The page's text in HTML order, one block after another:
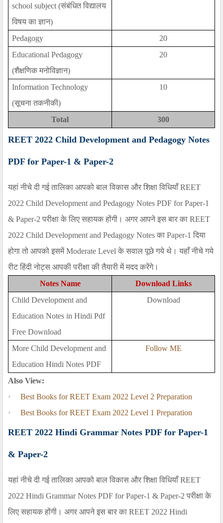
school subject (संबंधित विद्यालय
विषय का ज्ञान)
Pedagogy
20
Educational Pedagogy
(शैक्षणिक मनोविज्ञान)
20
Information Technology
(सूचना तकनीकी)
10
Total 300
REET 2022 Child Development and Pedagogy Notes
PDF for Paper-1 & Paper-2
यहां नीचे दी गई तालिका आपको बाल विकास और शिक्षा विधियाँ REET
2022 Child Development and Pedagogy Notes PDF for Paper-1
& Paper-2 परीक्षा के लिए सहायक होंगी। अगर आपने इस बार का REET
2022 Child Development and Pedagogy Notes का Paper-1 दिया
होगा तो आपको इसमें Moderate Level के सवाल पूछे गये थे। यहाँ नीचे गये
रीट हिंदी नोट्स आपकी परीक्षा की तैयारी में मदद करेंगे।
Notes Name
Download Links
Child Development and
Education Notes in Hindi Pdf
Free Download
Download
More Child Development and
Education Hindi Notes PDF
Follow ME
Also View:
·
Best Books for REET Exam 2022 Level 2 Preparation
·
Best Books for REET Exam 2022 Level 1 Preparation
REET 2022 Hindi Grammar Notes PDF for Paper-1
& Paper-2
यहां नीचे दी गई तालिका आपको बाल विकास और शिक्षा विधियाँ REET
2022 Hindi Grammar Notes PDF for Paper-1 & Paper-2 परीक्षा के
लिए सहायक होंगी। अगर आपने इस बार का REET 2022 Hindi